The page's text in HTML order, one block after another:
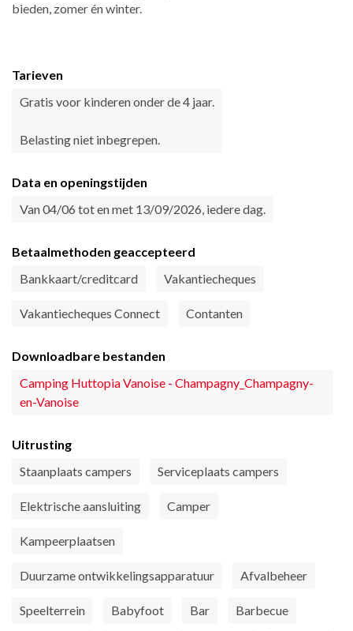
bieden, zomer én winter.
Tarieven
Gratis voor kinderen onder de 4 jaar.
Belasting niet inbegrepen.
Data en openingstijden
Van 04/06 tot en met 13/09/2026, iedere dag.
Betaalmethoden geaccepteerd
Bankkaart/creditcard
Vakantiecheques
Vakantiecheques Connect Contanten
Downloadbare bestanden
Camping Huttopia Vanoise - Champagny_Champagny-
en-Vanoise
Uitrusting
Staanplaats campers
Serviceplaats campers
Elektrische aansluiting Camper
Kampeerplaatsen
Duurzame ontwikkelingsapparatuur Afvalbeheer
Speelterrein Babyfoot Bar Barbecue